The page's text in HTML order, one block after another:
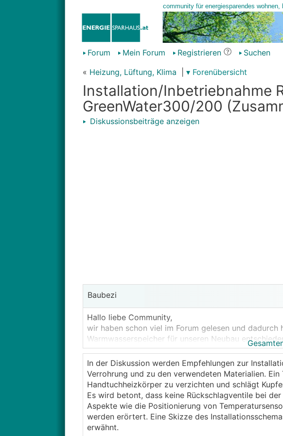
Forum Mein Forum Registrieren
Suchen
« Heizung, Lüftung, Klima ▾ Forenübersicht
Installation/Inbetriebnahme
GreenWater300/200
Diskussionsbeiträge anzeigen
Baubezi
Hallo liebe Community,
wir haben schon viel im Forum gelesen und dadurch
Warmwasserspeicher für unseren Neubau
Hier ein paar Daten dazu:
RGK 1 Kreis, 400 m, Durchmesser 40 mm
KNV S1155-06 PC
GreenWater 300/200 FMC
Das Haus hat 3 Etagen (KG, EG, OG), davon werden
in der Decke EG und OG (1 Kühlkreisverteiler).
Zudem soll ein Handtuchheizkörper an den
In der Diskussion werden Empfehlungen zur
Verrohrung und zu den verwendeten Materialien.
Handtuchheizkörper zu verzichten und schlägt
Es wird betont, dass keine Rückschlagventile bei
Aspekte wie die Positionierung von
werden erörtert. Eine Skizze des
erwähnt.